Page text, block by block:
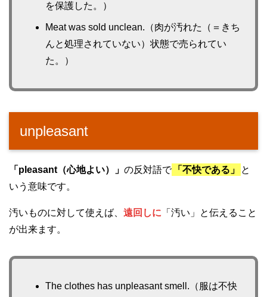
を保護した。）
Meat was sold unclean.（肉が汚れた（＝きち
んと処理されていない）状態で売られてい
た。）
unpleasant
「pleasant（心地よい）」 の反対語で 「不快である」
と
いう意味です。
汚いものに対して使えば、 遠回しに 「汚い」と伝えること
が出来ます。
The clothes has unpleasant smell.（服は不快